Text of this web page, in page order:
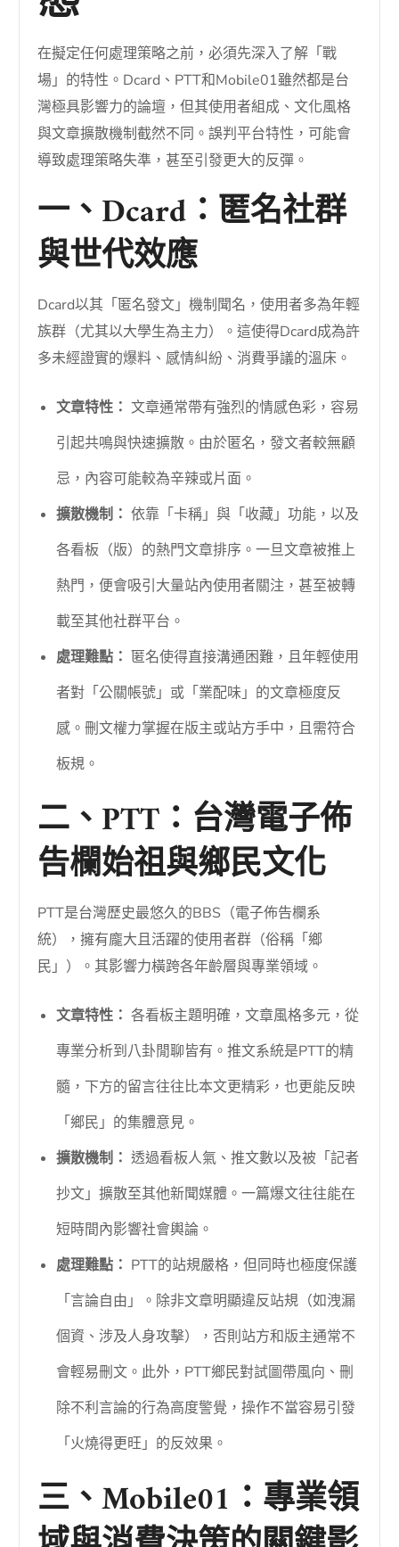
在擬定任何處理策略之前，必須先深入了解「戰
場」的特性。Dcard、PTT和Mobile01雖然都是台
灣極具影響力的論壇，但其使用者組成、文化風格
與文章擴散機制截然不同。誤判平台特性，可能會
導致處理策略失準，甚至引發更大的反彈。
一、Dcard：匿名社群
與世代效應
Dcard以其「匿名發文」機制聞名，使用者多為年輕
族群（尤其以大學生為主力）。這使得Dcard成為許
多未經證實的爆料、感情糾紛、消費爭議的溫床。
文章特性： 文章通常帶有強烈的情感色彩，容易
引起共鳴與快速擴散。由於匿名，發文者較無顧
忌，內容可能較為辛辣或片面。
擴散機制： 依靠「卡稱」與「收藏」功能，以及
各看板（版）的熱門文章排序。一旦文章被推上
熱門，便會吸引大量站內使用者關注，甚至被轉
載至其他社群平台。
處理難點： 匿名使得直接溝通困難，且年輕使用
者對「公關帳號」或「業配味」的文章極度反
感。刪文權力掌握在版主或站方手中，且需符合
板規。
二、PTT：台灣電子佈
告欄始祖與鄉民文化
PTT是台灣歷史最悠久的BBS（電子佈告欄系
統），擁有龐大且活躍的使用者群（俗稱「鄉
民」）。其影響力橫跨各年齡層與專業領域。
文章特性： 各看板主題明確，文章風格多元，從
專業分析到八卦閒聊皆有。推文系統是PTT的精
髓，下方的留言往往比本文更精彩，也更能反映
「鄉民」的集體意見。
擴散機制： 透過看板人氣、推文數以及被「記者
抄文」擴散至其他新聞媒體。一篇爆文往往能在
短時間內影響社會輿論。
處理難點： PTT的站規嚴格，但同時也極度保護
「言論自由」。除非文章明顯違反站規（如洩漏
個資、涉及人身攻擊），否則站方和版主通常不
會輕易刪文。此外，PTT鄉民對試圖帶風向、刪
除不利言論的行為高度警覺，操作不當容易引發
「火燒得更旺」的反效果。
三、Mobile01：專業領